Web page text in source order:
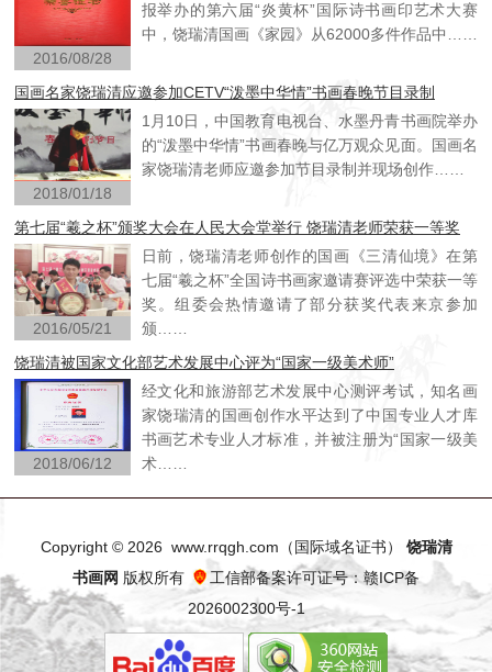
2016/08/28
报举办的第六届“炎黄杯”国际诗书画印艺术大赛
中，饶瑞清国画《家园》从62000多件作品中……
国画名家饶瑞清应邀参加CETV“泼墨中华情”书画春晚节目录制
2018/01/18
1月10日，中国教育电视台、水墨丹青书画院举办
的“泼墨中华情”书画春晚与亿万观众见面。国画名
家饶瑞清老师应邀参加节目录制并现场创作……
第七届“羲之杯”颁奖大会在人民大会堂举行 饶瑞清老师荣获一等奖
2016/05/21
日前，饶瑞清老师创作的国画《三清仙境》在第
七届“羲之杯”全国诗书画家邀请赛评选中荣获一等
奖。组委会热情邀请了部分获奖代表来京参加
颁……
饶瑞清被国家文化部艺术发展中心评为“国家一级美术师”
2018/06/12
经文化和旅游部艺术发展中心测评考试，知名画
家饶瑞清的国画创作水平达到了中国专业人才库
书画艺术专业人才标准，并被注册为“国家一级美
术……
Copyright © 2026 www.rrqgh.com（ 国际域名证书） 饶瑞清
书画网 版权所有
工信部备案许可证号：赣ICP备
2026002300号-1